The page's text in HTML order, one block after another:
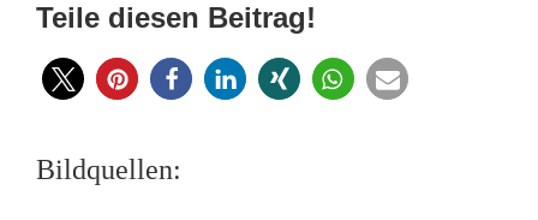
Teile diesen Beitrag!
Bildquellen: